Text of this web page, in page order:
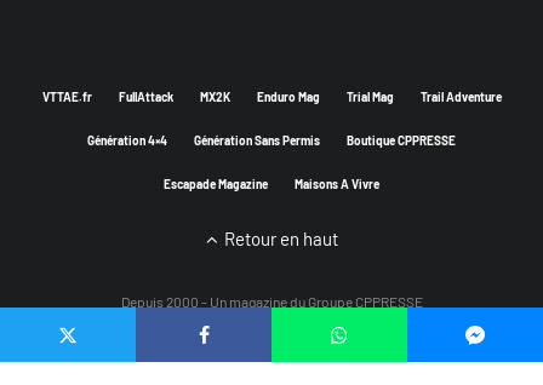
VTTAE.fr FullAttack MX2K Enduro Mag Trial Mag Trail Adventure
Génération 4×4 Génération Sans Permis Boutique CPPRESSE
Escapade Magazine Maisons A Vivre
Retour en haut
Depuis 2000 - Un magazine du Groupe CPPRESSE